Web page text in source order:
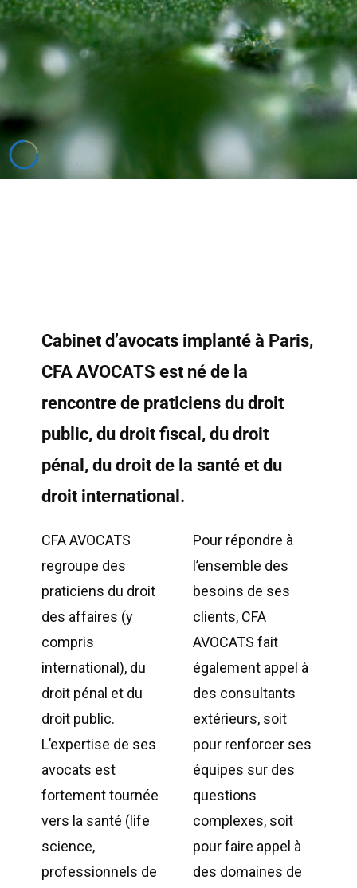
Cabinet d’avocats implanté à Paris,
CFA AVOCATS est né de la
rencontre de praticiens du droit
public, du droit fiscal, du droit
pénal, du droit de la santé et du
droit international.
CFA AVOCATS
regroupe des
praticiens du droit
des affaires (y
compris
international), du
droit pénal et du
droit public.
L’expertise de ses
avocats est
fortement tournée
vers la santé (life
science,
professionnels de
Pour répondre à
l’ensemble des
besoins de ses
clients, CFA
AVOCATS fait
également appel à
des consultants
extérieurs, soit
pour renforcer ses
équipes sur des
questions
complexes, soit
pour faire appel à
des domaines de